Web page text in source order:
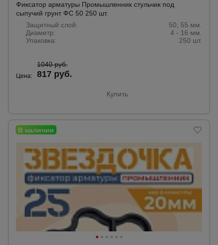
Фиксатор арматуры Промышленник стульчик под
сыпучий грунт ФС 50 250 шт.
Защитный слой:
50, 55 мм.
Диаметр:
4 - 16 мм.
Упаковка:
250 шт.
Цена:
1040 руб.
817 руб.
Купить